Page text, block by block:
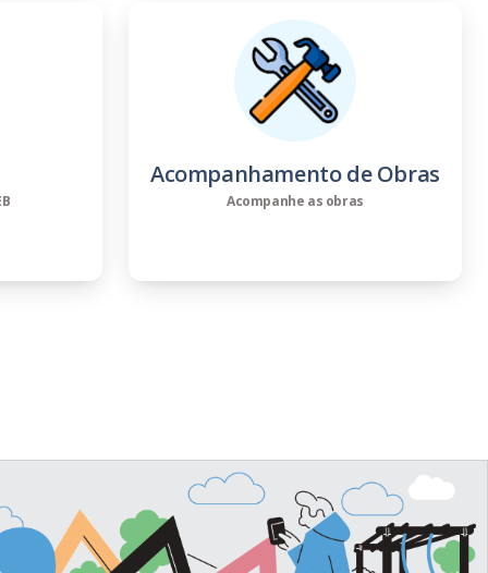
Acompanhamento de Obras
Acompanhe as obras